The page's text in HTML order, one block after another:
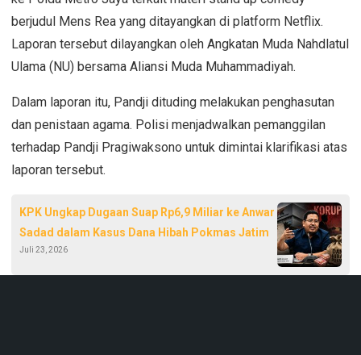
berjudul Mens Rea yang ditayangkan di platform Netflix.
Laporan tersebut dilayangkan oleh Angkatan Muda Nahdlatul
Ulama (NU) bersama Aliansi Muda Muhammadiyah.
Dalam laporan itu, Pandji dituding melakukan penghasutan
dan penistaan agama. Polisi menjadwalkan pemanggilan
terhadap Pandji Pragiwaksono untuk dimintai klarifikasi atas
laporan tersebut.
KPK Ungkap Dugaan Suap Rp6,9 Miliar ke Anwar
Sadad dalam Kasus Dana Hibah Pokmas Jatim
Juli 23, 2026